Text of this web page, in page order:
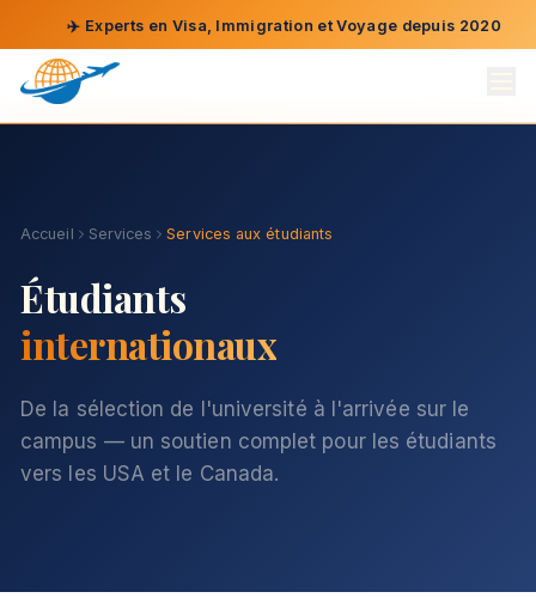
Experts en Visa, Immigration et Voyage depuis 2020
Accueil Services Services aux étudiants
Étudiants
internationaux
De la sélection de l'université à l'arrivée sur le
campus — un soutien complet pour les étudiants
vers les USA et le Canada.